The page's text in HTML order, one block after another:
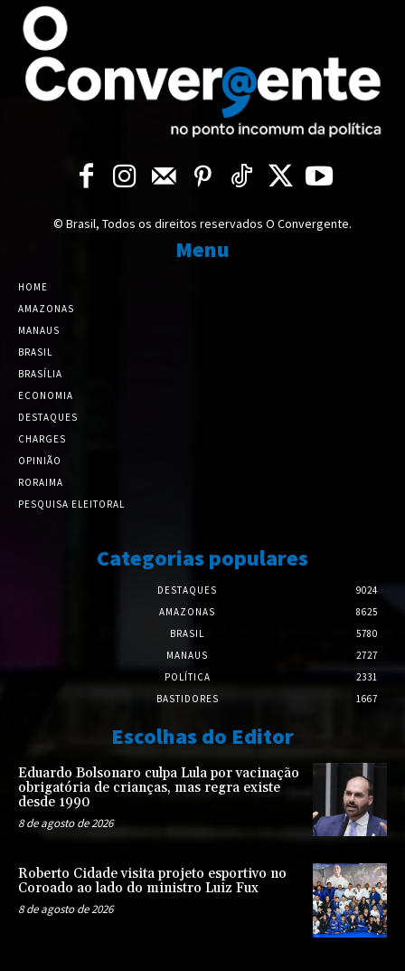
© Brasil, Todos os direitos reservados O Convergente.
Menu
HOME
AMAZONAS
MANAUS
BRASIL
BRASÍLIA
ECONOMIA
DESTAQUES
CHARGES
OPINIÃO
RORAIMA
PESQUISA ELEITORAL
Categorias populares
DESTAQUES
9024
AMAZONAS
8625
BRASIL
5780
MANAUS
2727
POLÍTICA
2331
BASTIDORES
1667
Escolhas do Editor
Eduardo Bolsonaro culpa Lula por vacinação
obrigatória de crianças, mas regra existe
desde 1990
8 de agosto de 2026
Roberto Cidade visita projeto esportivo no
Coroado ao lado do ministro Luiz Fux
8 de agosto de 2026